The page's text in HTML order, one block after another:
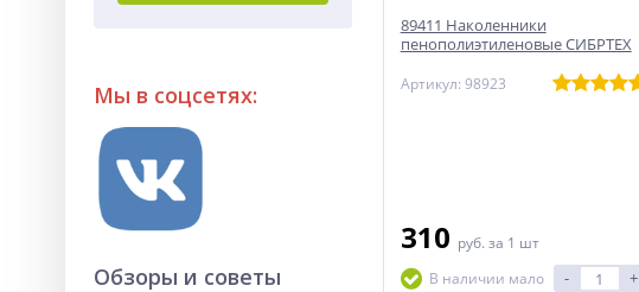
Мы в соцсетях:
Обзоры и советы
89411 Наколенники
пенополиэтиленовые СИБРТЕХ
Артикул: 98923
310 руб. за 1 шт
В наличии мало
- +